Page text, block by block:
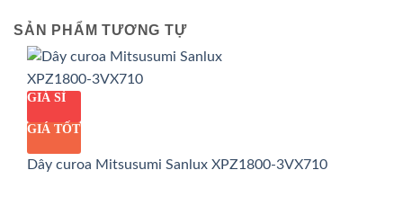
SẢN PHẨM TƯƠNG TỰ
GIÁ SỈ
GIÁ TỐT
Dây curoa Mitsusumi Sanlux XPZ1800-3VX710